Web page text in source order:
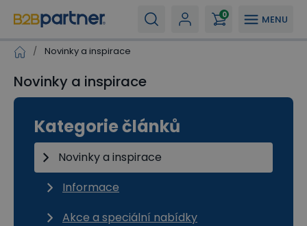
MENU
0
/ Novinky a inspirace
Novinky a inspirace
Kategorie článků
Novinky a inspirace
Informace
Akce a speciální nabídky